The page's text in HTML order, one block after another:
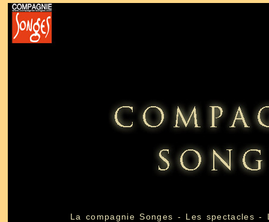
La compagnie Songes - Les spectacles-